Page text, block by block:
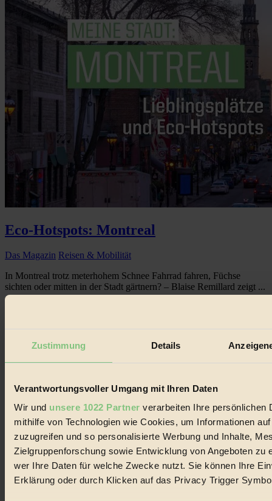
Zustimmung Details
Verantwortungsvoller Umgang mit Ihren Daten
Wir und unsere 1022 Partner verarbeiten Ihre persönlichen
mithilfe von Technologien wie Cookies, um Informationen
zuzugreifen und so personalisierte Werbung und Inhalte,
Zielgruppenforschung sowie Entwicklung von Angeboten zu
wer Ihre Daten für welche Zwecke nutzt. Sie können Ihre
Erklärung oder durch Klicken auf das Privacy Trigger
Eco-Hotspots: Montreal
Das Magazin Reisen & Mobilität
In Montreal trotz meterhohem Schnee Fahrrad fahren, Füchse
sichten oder mitten in der Stadt gärtnern? – Blaise Remillard zeigt ...